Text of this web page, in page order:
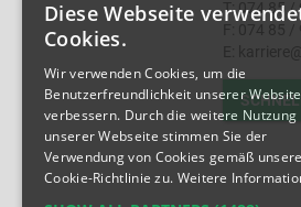
T: 074 85 /
F: 074 85
E:
Diese Webseite
Cookies.
Wir verwenden Cookies, um die
Benutzerfreundlichkeit unserer
verbessern. Durch die weitere Nutzung
unserer Webseite stimmen Sie der
Verwendung von Cookies gemäß
Cookie-Richtlinie zu. Weitere